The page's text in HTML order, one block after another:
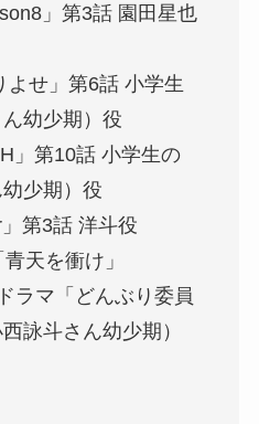
」第3話 園田星也
よせ」第6話 小学生
幼少期）役
」第10話 小学生の
少期）役
第3話 洋斗役
天を衝け」
ラマ「どんぶり委員
詠斗さん幼少期）